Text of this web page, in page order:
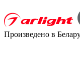
Произведено в